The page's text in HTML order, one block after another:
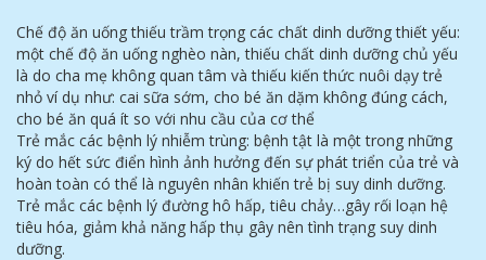
Chế độ ăn uống thiếu trầm trọng các chất dinh dưỡng thiết yếu:
một chế độ ăn uống nghèo nàn, thiếu chất dinh dưỡng chủ yếu
là do cha mẹ không quan tâm và thiếu kiến thức nuôi dạy trẻ
nhỏ ví dụ như: cai sữa sớm, cho bé ăn dặm không đúng cách,
cho bé ăn quá ít so với nhu cầu của cơ thể
Trẻ mắc các bệnh lý nhiễm trùng: bệnh tật là một trong những
ký do hết sức điển hình ảnh hưởng đến sự phát triển của trẻ và
hoàn toàn có thể là nguyên nhân khiến trẻ bị suy dinh dưỡng.
Trẻ mắc các bệnh lý đường hô hấp, tiêu chảy…gây rối loạn hệ
tiêu hóa, giảm khả năng hấp thụ gây nên tình trạng suy dinh
dưỡng.